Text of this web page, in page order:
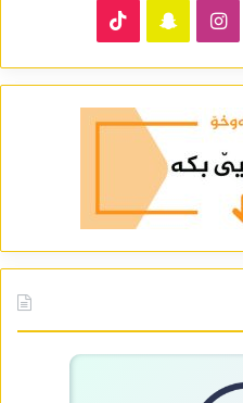
Instagram
Snapchat